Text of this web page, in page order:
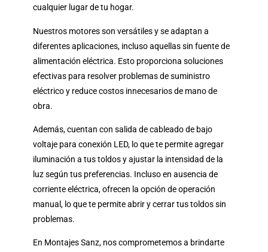
cualquier lugar de tu hogar.
Nuestros motores son versátiles y se adaptan a
diferentes aplicaciones, incluso aquellas sin fuente de
alimentación eléctrica. Esto proporciona soluciones
efectivas para resolver problemas de suministro
eléctrico y reduce costos innecesarios de mano de
obra.
Además, cuentan con salida de cableado de bajo
voltaje para conexión LED, lo que te permite agregar
iluminación a tus toldos y ajustar la intensidad de la
luz según tus preferencias. Incluso en ausencia de
corriente eléctrica, ofrecen la opción de operación
manual, lo que te permite abrir y cerrar tus toldos sin
problemas.
En Montajes Sanz, nos comprometemos a brindarte